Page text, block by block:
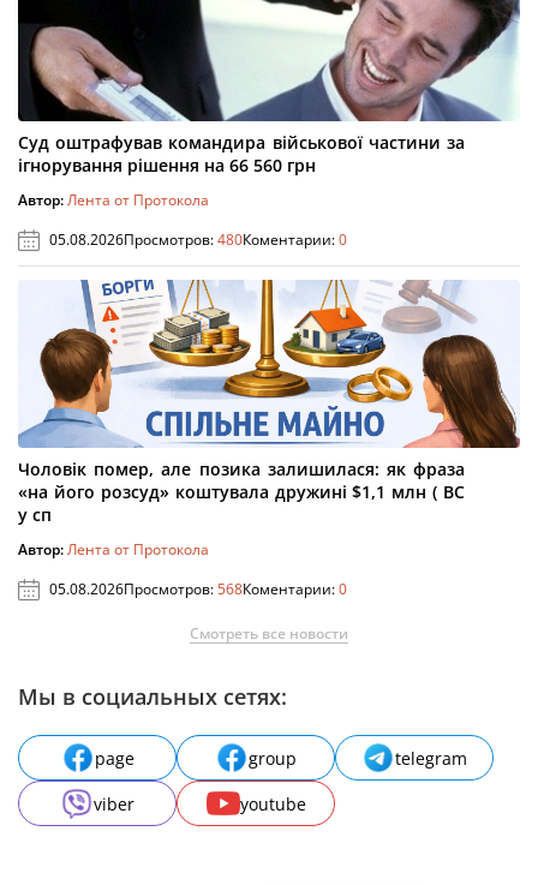
Суд оштрафував командира військової частини за
ігнорування рішення на 66 560 грн
Автор:Лента от Протокола
05.08.2026Просмотров:480Коментарии:0
Чоловік помер, але позика залишилася: як фраза
«на його розсуд» коштувала дружині $1,1 млн ( ВС
у сп
Автор:Лента от Протокола
05.08.2026Просмотров:568Коментарии:0
Смотреть все новости
Мы в социальных сетях:
page group
telegram
viber
youtube